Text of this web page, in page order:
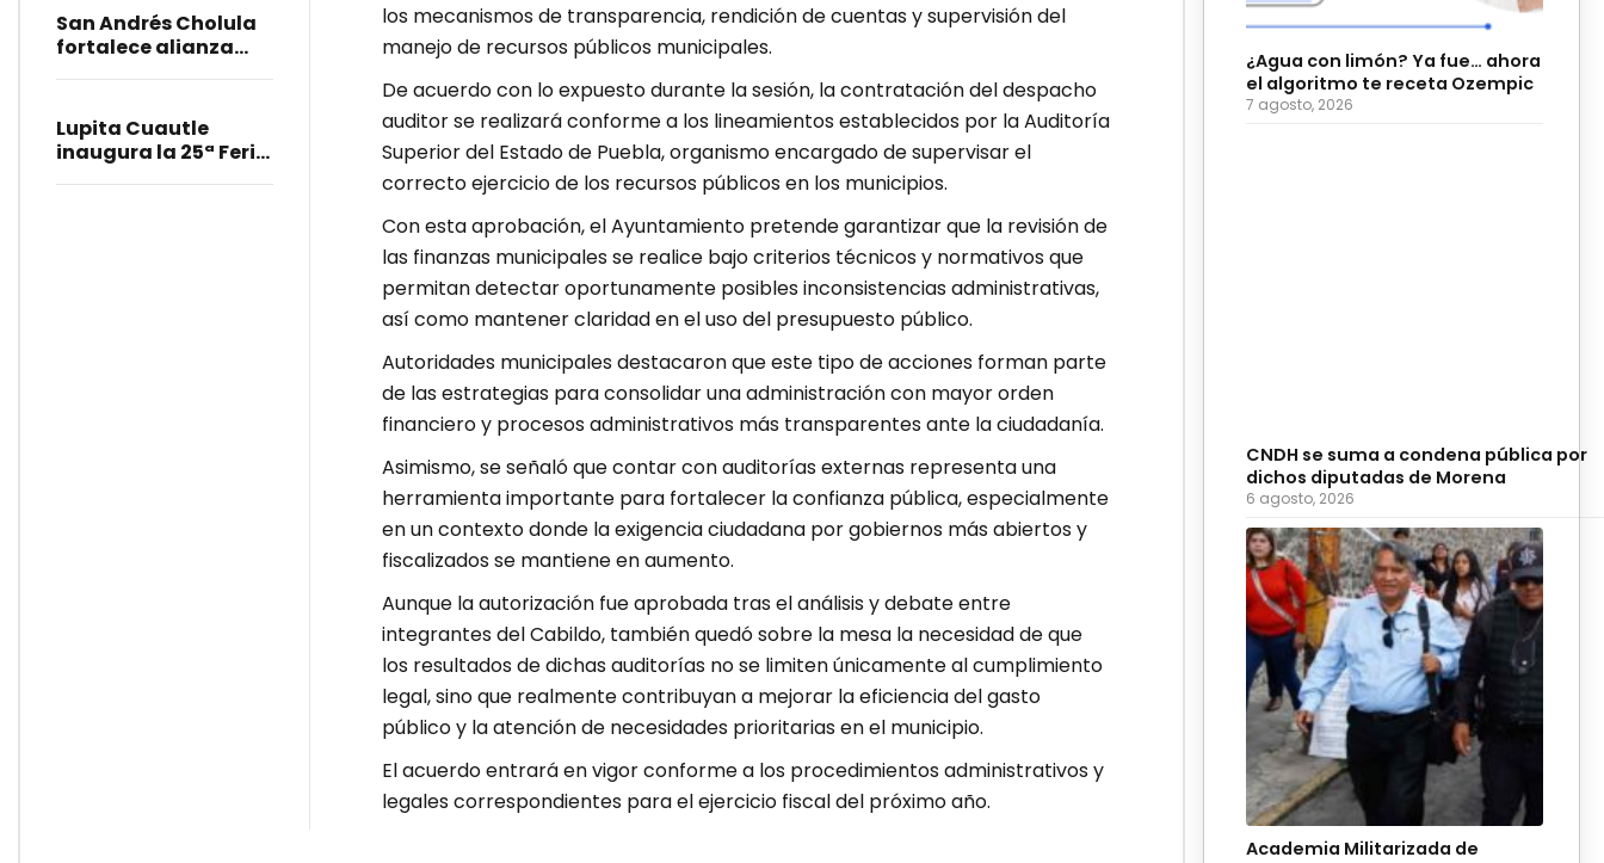
San Andrés Cholula
fortalece alianza
Pueblo Mágico
Lupita Cuautle
inaugura la 25ª Feria
los mecanismos de transparencia, rendición de cuentas y supervisión del
manejo de recursos públicos municipales.
De acuerdo con lo expuesto durante la sesión, la contratación del despacho
auditor se realizará conforme a los lineamientos establecidos por la Auditoría
Superior del Estado de Puebla, organismo encargado de supervisar el
correcto ejercicio de los recursos públicos en los municipios.
Con esta aprobación, el Ayuntamiento pretende garantizar que la revisión de
las finanzas municipales se realice bajo criterios técnicos y normativos que
permitan detectar oportunamente posibles inconsistencias administrativas,
así como mantener claridad en el uso del presupuesto público.
Autoridades municipales destacaron que este tipo de acciones forman parte
de las estrategias para consolidar una administración con mayor orden
financiero y procesos administrativos más transparentes ante la ciudadanía.
Asimismo, se señaló que contar con auditorías externas representa una
herramienta importante para fortalecer la confianza pública, especialmente
en un contexto donde la exigencia ciudadana por gobiernos más abiertos y
fiscalizados se mantiene en aumento.
Aunque la autorización fue aprobada tras el análisis y debate entre
integrantes del Cabildo, también quedó sobre la mesa la necesidad de que
los resultados de dichas auditorías no se limiten únicamente al cumplimiento
legal, sino que realmente contribuyan a mejorar la eficiencia del gasto
público y la atención de necesidades prioritarias en el municipio.
El acuerdo entrará en vigor conforme a los procedimientos administrativos y
legales correspondientes para el ejercicio fiscal del próximo año.
¿Agua con limón? Ya fue… ahora
el algoritmo te receta Ozempic
7 agosto, 2026
CNDH se suma a condena pública por
dichos diputadas de Morena
6 agosto, 2026
Academia Militarizada de